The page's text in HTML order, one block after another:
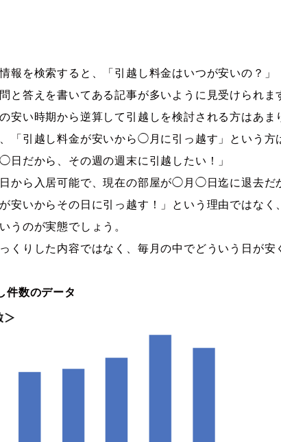
報を検索すると、「引越し料金はいつが安いの？
と答えを書いてある記事が多いように見受けられ
安い時期から逆算して引越しを検討される方はあ
「引越し料金が安いから◯月に引っ越す」という方
日だから、その週の週末に引越したい！」
から入居可能で、現在の部屋が◯月◯日迄に退去だ
安いからその日に引っ越す！」という理由ではな
うのが実態でしょう。
くりした内容ではなく、毎月の中でどういう日が安
件数のデータ